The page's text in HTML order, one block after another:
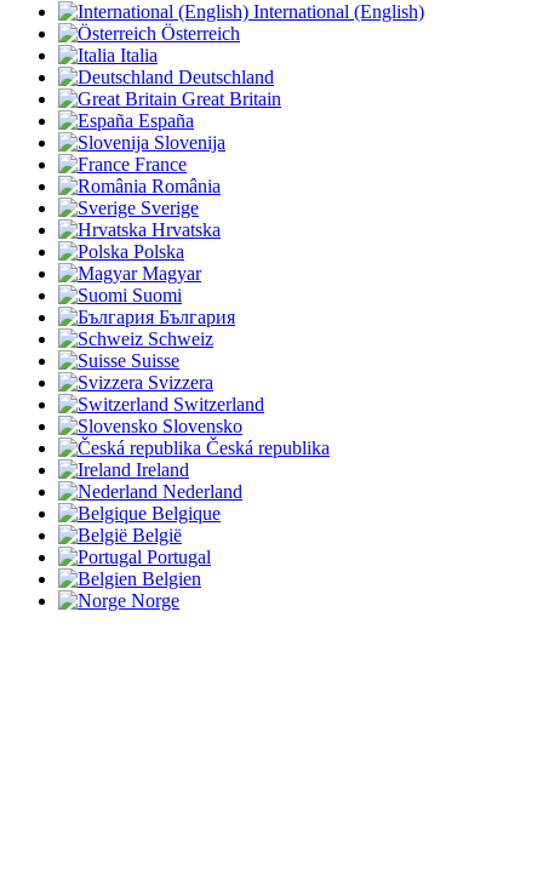
International (English)
Österreich
Italia
Deutschland
Great Britain
España
Slovenija
France
România
Sverige
Hrvatska
Polska
Magyar
Suomi
България
Schweiz
Suisse
Svizzera
Switzerland
Slovensko
Česká republika
Ireland
Nederland
Belgique
België
Portugal
Belgien
Norge